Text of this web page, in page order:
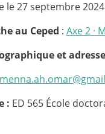
le 27 septembre
au Ceped : Axe 2 ·
et
: ED 565 École